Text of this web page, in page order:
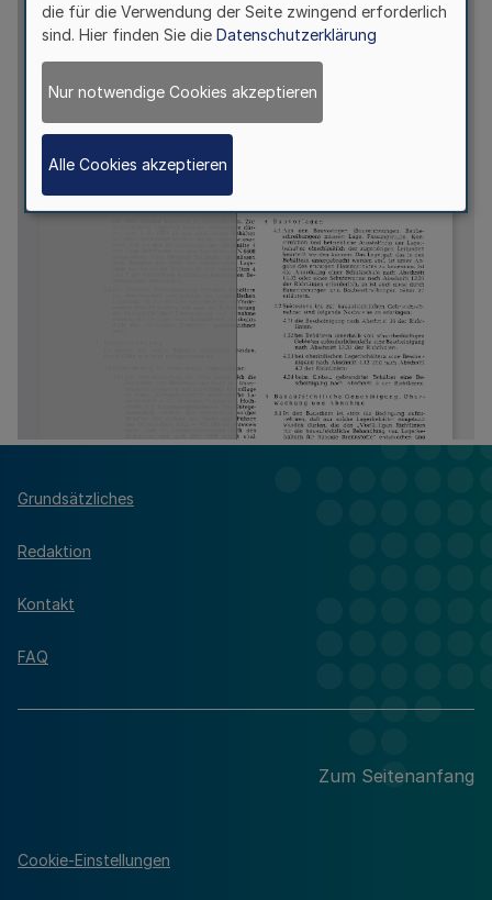
Grundsätzliches
Redaktion
Kontakt
FAQ
Zum Seitenanfang
Cookie-Einstellungen
die für die Verwendung der Seite zwingend erforderlich
sind. Hier finden Sie die Datenschutzerklärung
Nur notwendige Cookies akzeptieren
Alle Cookies akzeptieren